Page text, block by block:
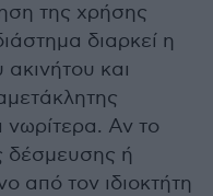
της χρήσης
διαρκεί η
και
νωρίτερα. Αν το
δέσμευσης ή
από τον ιδιοκτήτη